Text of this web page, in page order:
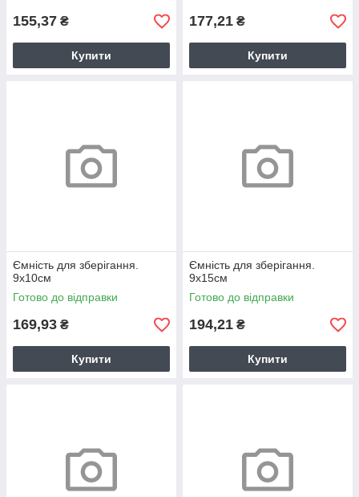
155,37 ₴
Купити
177,21 ₴
Купити
Ємність для зберігання.
9х10см
Готово до відправки
169,93 ₴
Купити
Ємність для зберігання.
9х15см
Готово до відправки
194,21 ₴
Купити